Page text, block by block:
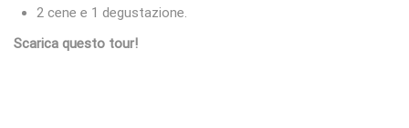
2 cene e 1 degustazione.
Scarica questo tour!